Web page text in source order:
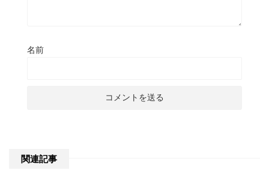
名前
関連記事